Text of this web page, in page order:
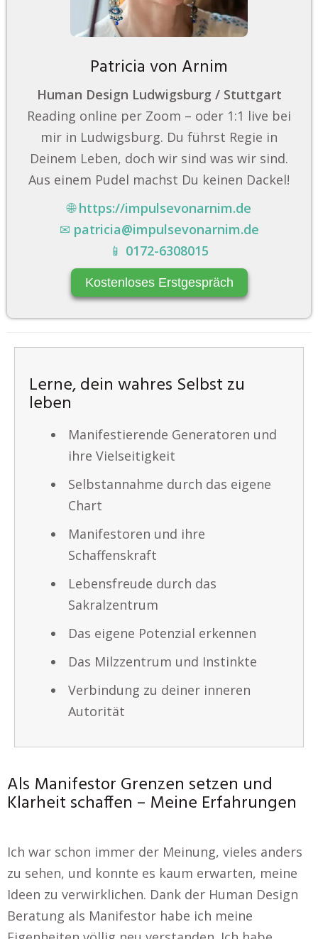
Patricia von Arnim
Human Design Ludwigsburg / Stuttgart
Reading online per Zoom – oder 1:1 live bei
mir in Ludwigsburg. Du führst Regie in
Deinem Leben, doch wir sind was wir sind.
Aus einem Pudel machst Du keinen Dackel!
🌐https://impulsevonarnim.de
✉ patricia@impulsevonarnim.de
📱 0172-6308015
Kostenloses Erstgespräch
Lerne, dein wahres Selbst zu
leben
Manifestierende Generatoren und
ihre Vielseitigkeit
Selbstannahme durch das eigene
Chart
Manifestoren und ihre
Schaffenskraft
Lebensfreude durch das
Sakralzentrum
Das eigene Potenzial erkennen
Das Milzzentrum und Instinkte
Verbindung zu deiner inneren
Autorität
Als Manifestor Grenzen setzen und
Klarheit schaffen – Meine Erfahrungen
Ich war schon immer der Meinung, vieles anders
zu sehen, und konnte es kaum erwarten, meine
Ideen zu verwirklichen. Dank der Human Design
Beratung als Manifestor habe ich meine